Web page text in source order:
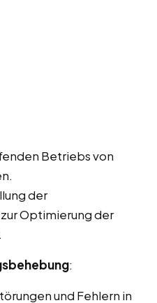
Betriebs von
der
Optimierung der
:
und Fehlern in